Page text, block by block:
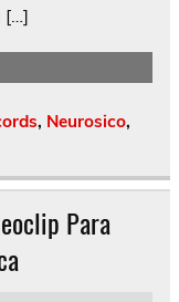
[…]
, Neurosico,
Para